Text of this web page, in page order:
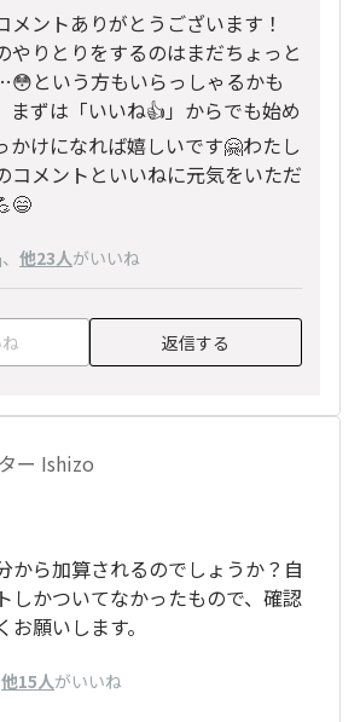
メントありがとうございます！
やりとりをするのはまだちょっと
という方もいらっしゃるかも
まずは「いいね👍」からでも始め
かけになれば嬉しいです🤗わたし
コメントといいねに元気をいただ
、 他23人がいいね
返信する
ー Ishizo
から加算されるのでしょうか？自
しかついてなかったもので、確認
願いします。
他15人がいいね